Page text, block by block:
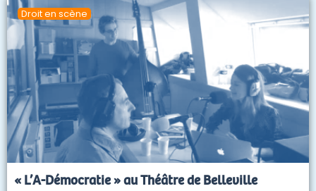
Droit en scène
« L’A-Démocratie » au Théâtre de Belleville